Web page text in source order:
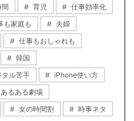
間 育児
仕事効率化
も家庭も
夫婦
仕事もおしゃれも
韓国
タル苦手
iPhone使い方
るある劇場
女の時間割
時事ネタ